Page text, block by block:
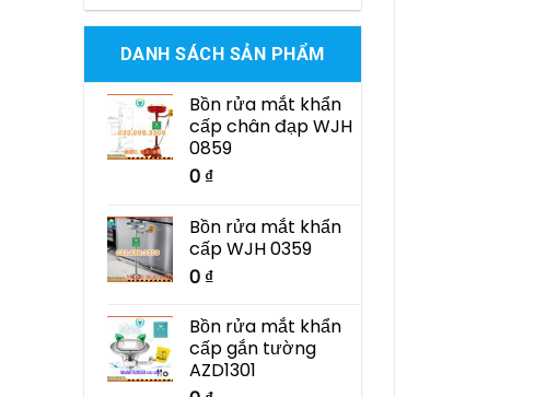
DANH SÁCH SẢN PHẨM
Bồn rửa mắt khẩn
cấp chân đạp WJH
0859
0 ₫
Bồn rửa mắt khẩn
cấp WJH 0359
0 ₫
Bồn rửa mắt khẩn
cấp gắn tường
AZD1301